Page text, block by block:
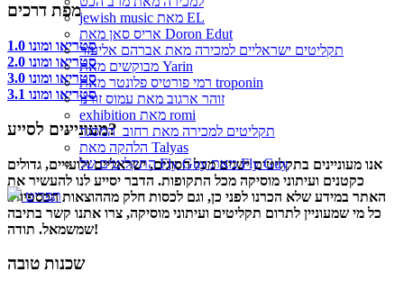
jewish music מאת EL
אריס סאן מאת Doron Edut
תקליטים ישראליים למכירה מאת אברהם אליעזר
מבוקשים מאת Yarin
רמי פורטיס פלונטר מאת troponin
זוהר ארגוב מאת עמוס זורנו
exhibition מאת romi
תקליטים למכירה מאת רחוב_המסגר
הלהקה מאת Talyas
התקליטים של Fly Guy מאת Fly Guy
תפריט
מפת דרכים
סטריאו ומונו 1.0
סטריאו ומונו 2.0
סטריאו ומונו 3.0
סטריאו ומונו 3.1
מעוניינים לסייע?
אנו מעוניינים בתקליטים ישנים מכל הסוגים, ישראליים ולועזיים, גדולים
כקטנים ועיתוני מוסיקה מכל התקופות. הדבר יסייע לנו להעשיר את
האתר במידע שלא הכרנו לפני כן, וגם לכסות חלק מההוצאות הכספיות.
כל מי שמעוניין לתרום תקליטים ועיתוני מוסיקה, צרו אתנו קשר בתיבה
שמשמאל. תודה!
שכנות טובה